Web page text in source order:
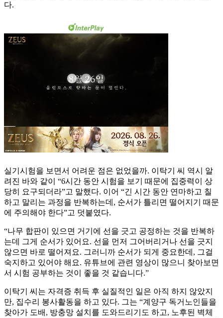
다.
실기시험을 보면서 어려운 점은 없었을까. 이탁기 씨 역시 알
려진 바와 같이 “6시간 동안 시험을 보기 때문에 집중력이 상
당히 요구되더라”고 말했다. 이어 “긴 시간 동안 연마하고 칠
하고 말리는 과정을 반복하는데, 순서가 틀리면 떨어지기 때문
에 주의해야 한다”고 덧붙였다.
“나무 합판이 있으면 거기에 선을 긋고 공정하는 것을 반복하
는데 그게 순서가 있어요. 선을 먼저 그어버리거나 선을 긋지
않으면 바로 떨어져요. 그러니까 순서가 되게 중요한데, 그걸
숙지하고 있어야 해요. 유튜브에 관련 영상이 많으니 찾아보면
서 시험 공부하는 것이 좋을 것 같습니다.”
이탁기 씨는 자격증 취득 후 실질적인 일은 아직 하지 않았지
만, 집수리 봉사활동을 하고 있다. 그는 “계양구 독거노인들을
찾아가 도배, 방충망 설치를 도와드리기도 하고, 노후된 벽체